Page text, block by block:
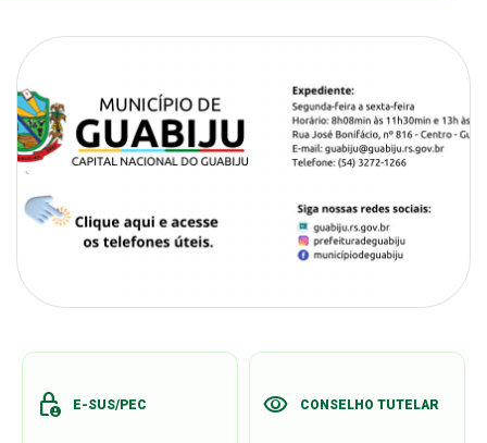
lock_person E-SUS/PEC visibility CONSELHO TUTELAR